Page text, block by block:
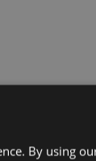
By using